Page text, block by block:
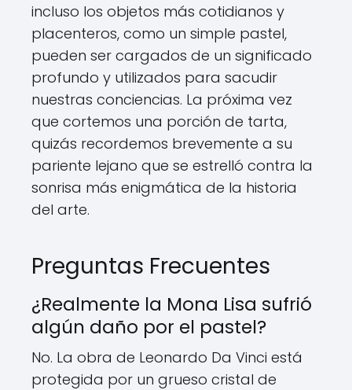
incluso los objetos más cotidianos y
placenteros, como un simple pastel,
pueden ser cargados de un significado
profundo y utilizados para sacudir
nuestras conciencias. La próxima vez
que cortemos una porción de tarta,
quizás recordemos brevemente a su
pariente lejano que se estrelló contra la
sonrisa más enigmática de la historia
del arte.
Preguntas Frecuentes
¿Realmente la Mona Lisa sufrió
algún daño por el pastel?
No. La obra de Leonardo Da Vinci está
protegida por un grueso cristal de